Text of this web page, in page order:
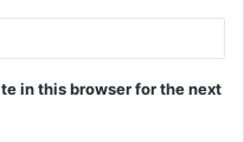
in this browser for the next